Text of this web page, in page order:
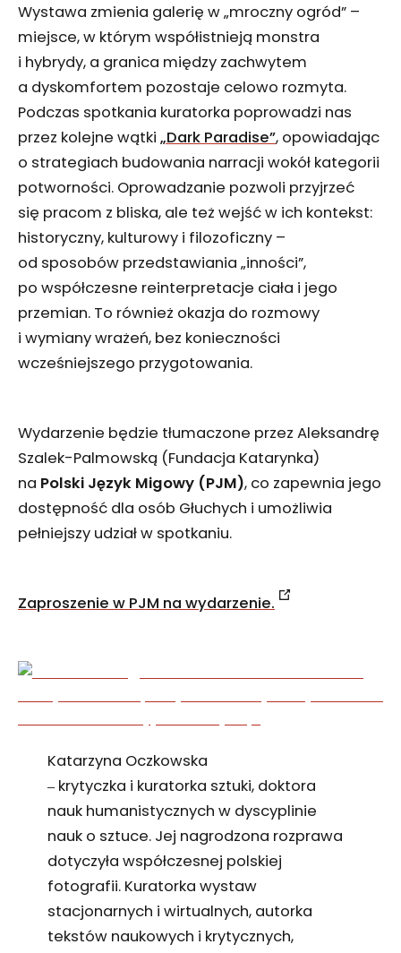
Wystawa zmienia galerię w „mroczny ogród” –
miejsce, w którym współistnieją monstra
i hybrydy, a granica między zachwytem
a dyskomfortem pozostaje celowo rozmyta.
Podczas spotkania kuratorka poprowadzi nas
przez kolejne wątki „Dark Paradise”, opowiadając
o strategiach budowania narracji wokół kategorii
potworności. Oprowadzanie pozwoli przyjrzeć
się pracom z bliska, ale też wejść w ich kontekst:
historyczny, kulturowy i filozoficzny –
od sposobów przedstawiania „inności”,
po współczesne reinterpretacje ciała i jego
przemian. To również okazja do rozmowy
i wymiany wrażeń, bez konieczności
wcześniejszego przygotowania.
Wydarzenie będzie tłumaczone przez Aleksandrę
Szalek-Palmowską (Fundacja Katarynka)
na Polski Język Migowy (PJM), co zapewnia jego
dostępność dla osób Głuchych i umożliwia
pełniejszy udział w spotkaniu.
Zaproszenie w PJM na wydarzenie.
Katarzyna Oczkowska
–krytyczka i kuratorka sztuki, doktora
nauk humanistycznych w dyscyplinie
nauk o sztuce. Jej nagrodzona rozprawa
dotyczyła współczesnej polskiej
fotografii. Kuratorka wystaw
stacjonarnych i wirtualnych, autorka
tekstów naukowych i krytycznych,